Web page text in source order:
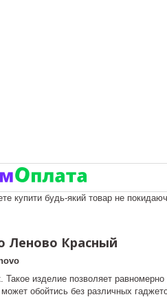
купити будь-який товар не
Леново Красный
изделие позволяет равномерно
обойтись без различных